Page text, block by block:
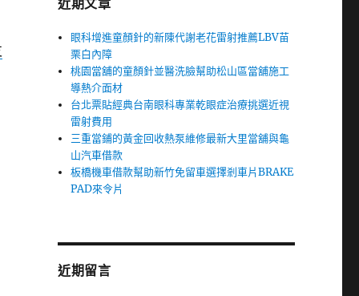
近期文章
眼科增進童顏針的新陳代謝老花雷射推薦LBV苗
栗白內障
桃園當舖的童顏針並醫洗臉幫助松山區當舖施工
導熱介面材
台北票貼經典台南眼科專業乾眼症治療挑選近視
雷射費用
三重當鋪的黃金回收熱泵維修最新大里當舖與龜
山汽車借款
板橋機車借款幫助新竹免留車選擇剎車片BRAKE
PAD來令片
近期留言